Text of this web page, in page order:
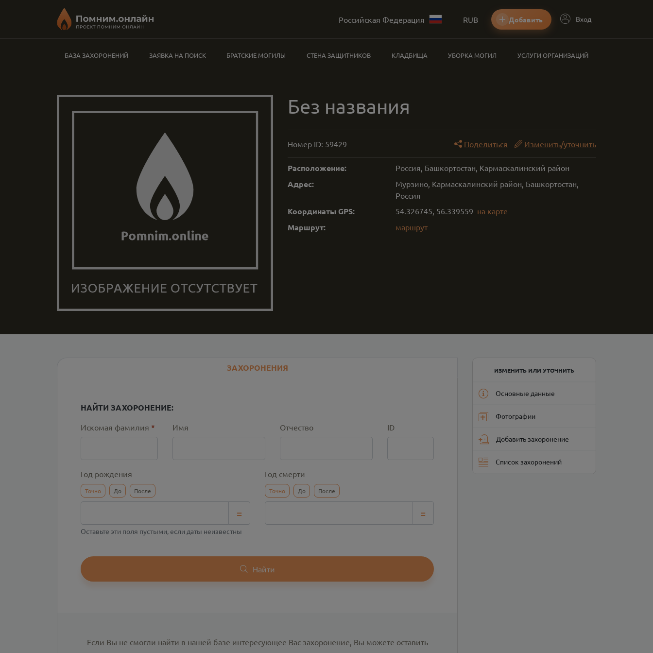
Российская Федерация RUB Добавить Вход
БАЗА ЗАХОРОНЕНИЙ ЗАЯВКА НА ПОИСК БРАТСКИЕ МОГИЛЫ СТЕНА ЗАЩИТНИКОВ КЛАДБИЩА УБОРКА МОГИЛ УСЛУГИ ОРГАНИЗАЦИЙ
Без названия
Номер ID: 59429 Поделиться Изменить/уточнить
Расположение: Россия, Башкортостан, Кармаскалинский район
Адрес:
Мурзино, Кармаскалинский район, Башкортостан,
Россия
Координаты GPS: 54.326745, 56.339559 на карте
Маршрут: маршрут
ЗАХОРОНЕНИЯ
НАЙТИ ЗАХОРОНЕНИЕ:
Искомая фамилия * Имя Отчество ID
Год рождения
Точно До После
=
Год смерти
Точно До После
=
Оставьте эти поля пустыми, если даты неизвестны
Найти
Если Вы не смогли найти в нашей базе интересующее Вас захоронение, Вы можете оставить
ИЗМЕНИТЬ ИЛИ УТОЧНИТЬ
Основные данные
Фотографии
Добавить захоронение
Список захоронений